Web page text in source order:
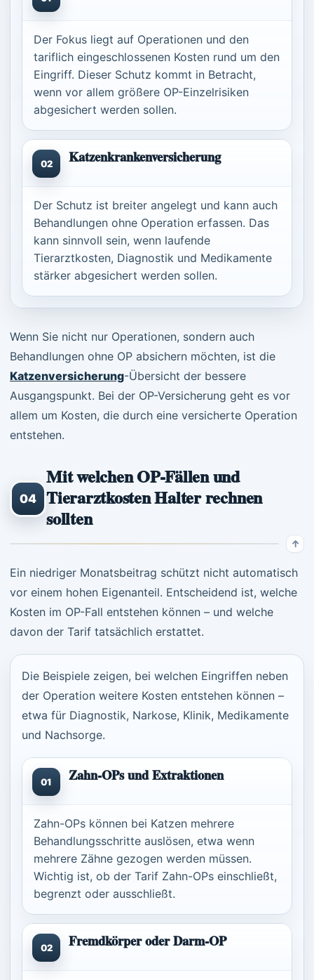
Der Fokus liegt auf Operationen und den
tariflich eingeschlossenen Kosten rund um den
Eingriff. Dieser Schutz kommt in Betracht,
wenn vor allem größere OP-Einzelrisiken
abgesichert werden sollen.
02 Katzenkrankenversicherung
Der Schutz ist breiter angelegt und kann auch
Behandlungen ohne Operation erfassen. Das
kann sinnvoll sein, wenn laufende
Tierarztkosten, Diagnostik und Medikamente
stärker abgesichert werden sollen.
Wenn Sie nicht nur Operationen, sondern auch
Behandlungen ohne OP absichern möchten, ist die
Katzenversicherung-Übersicht der bessere
Ausgangspunkt. Bei der OP-Versicherung geht es vor
allem um Kosten, die durch eine versicherte Operation
entstehen.
04
Mit welchen OP-Fällen und
Tierarztkosten Halter rechnen
sollten
Ein niedriger Monatsbeitrag schützt nicht automatisch
vor einem hohen Eigenanteil. Entscheidend ist, welche
Kosten im OP-Fall entstehen können – und welche
davon der Tarif tatsächlich erstattet.
Die Beispiele zeigen, bei welchen Eingriffen neben
der Operation weitere Kosten entstehen können –
etwa für Diagnostik, Narkose, Klinik, Medikamente
und Nachsorge.
01 Zahn-OPs und Extraktionen
Zahn-OPs können bei Katzen mehrere
Behandlungsschritte auslösen, etwa wenn
mehrere Zähne gezogen werden müssen.
Wichtig ist, ob der Tarif Zahn-OPs einschließt,
begrenzt oder ausschließt.
02 Fremdkörper oder Darm-OP